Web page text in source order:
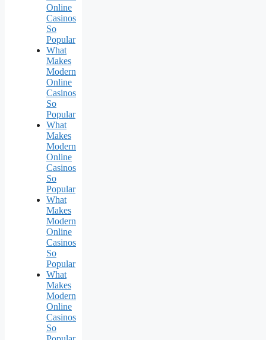
Online
Casinos
So
Popular
What
Makes
Modern
Online
Casinos
So
Popular
What
Makes
Modern
Online
Casinos
So
Popular
What
Makes
Modern
Online
Casinos
So
Popular
What
Makes
Modern
Online
Casinos
So